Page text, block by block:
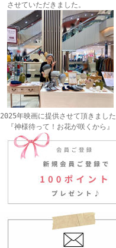
させていただきました。
2025年映画に提供させて頂きまし
『神様待って！お花が咲くから』